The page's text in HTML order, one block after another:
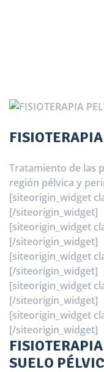
Tratamiento de las
región pélvica y
[siteorigin_widget
[/siteorigin_widget]
[siteorigin_widget
[/siteorigin_widget]
[siteorigin_widget
[/siteorigin_widget]
[siteorigin_widget
[/siteorigin_widget]
[siteorigin_widget
[/siteorigin_widget]
SUELO